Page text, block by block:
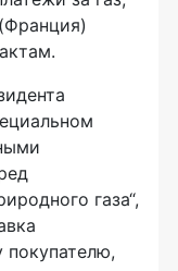
газа“,
покупателю,